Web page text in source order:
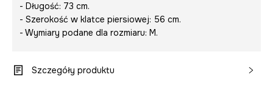
- Długość: 73 cm.
- Szerokość w klatce piersiowej: 56 cm.
- Wymiary podane dla rozmiaru: M.
Szczegóły produktu